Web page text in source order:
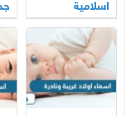
اسلامية
ومعانيها